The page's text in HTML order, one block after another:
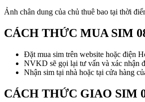
Ảnh chân dung của chủ thuê bao tại thời
CÁCH THỨC MUA SIM
Đặt mua sim trên website hoặc điện
NVKD sẽ gọi lại tư vấn và xác nhận
Nhận sim tại nhà hoặc tại cửa hàng
CÁCH THỨC GIAO SIM